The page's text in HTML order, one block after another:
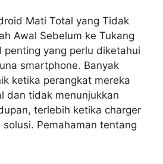
Mati Total yang Tidak
Awal Sebelum ke Tukang
penting yang perlu diketahui
smartphone. Banyak
ketika perangkat mereka
dan tidak menunjukkan
terlebih ketika charger
Pemahaman tentang